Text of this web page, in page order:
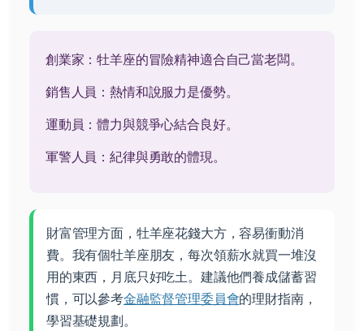
創業家：牡羊座的冒險精神適合自己當老闆。
銷售人員：熱情和說服力是優勢。
運動員：體力與競爭心結合良好。
軍警人員：紀律與勇敢的體現。
財富管理方面，牡羊座花錢大方，容易衝動消
費。我有個牡羊座朋友，每次領薪水就買一堆沒
用的東西，月底只好吃土。建議他們養成儲蓄習
慣，可以參考金融監督管理委員會的理財指南，
學習基礎規劃。